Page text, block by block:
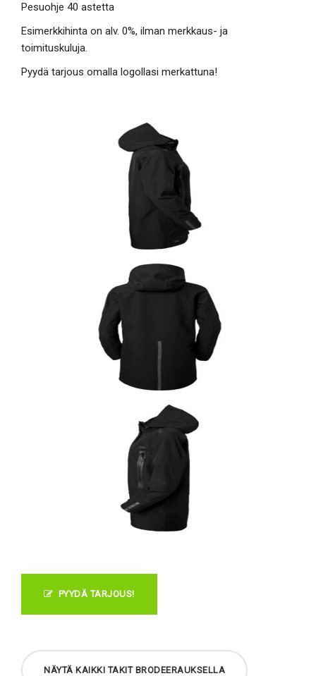
Pesuohje 40 astetta
Esimerkkihinta on alv. 0%, ilman merkkaus- ja
toimituskuluja.
Pyydä tarjous omalla logollasi merkattuna!
PYYDÄ TARJOUS!
NÄYTÄ KAIKKI TAKIT BRODEERAUKSELLA